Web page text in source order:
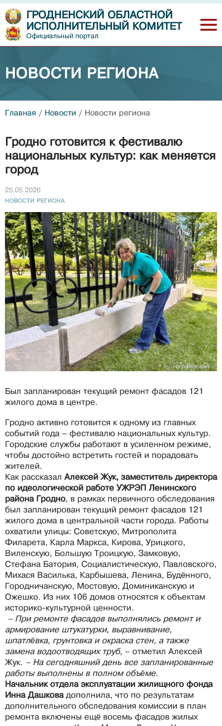
ГРОДНЕНСКИЙ ОБЛАСТНОЙ
ИСПОЛНИТЕЛЬНЫЙ КОМИТЕТ
Официальный портал
НОВОСТИ РЕГИОНА
Главная / Новости / Новости региона
Гродно готовится к фестивалю
национальных культур: как меняется
город
25.05.2026
НОВОСТИ РЕГИОНА
Был запланирован текущий ремонт фасадов 121
жилого дома в центре.
Гродно активно готовится к одному из главных
событий года – фестивалю национальных культур.
Городские службы работают в усиленном режиме,
чтобы достойно встретить гостей и порадовать
жителей.
Как рассказалАлексей Жук, заместитель директора
по идеологической работе УЖРЭП Ленинского
района Гродно, в рамках первичного обследования
был запланирован текущий ремонт фасадов 121
жилого дома в центральной части города. Работы
охватили улицы: Советскую, Митрополита
Филарета, Карла Маркса, Кирова, Урицкого,
Виленскую, Большую Троицкую, Замковую,
Стефана Батория, Социалистическую, Павловского,
Михася Василька, Карбышева, Ленина, Будённого,
Городничанскую, Мостовую, Доминиканскую и
Ожешко. Из них 106 домов относятся к объектам
историко-культурной ценности.
– При ремонте фасадов выполнялись ремонт и
армирование штукатурки, выравнивание,
шпатлёвка, грунтовка и окраска стен, а также
замена водоотводящих труб, – отметил Алексей
Жук. – На сегодняшний день все запланированные
работы выполнены в полном объёме.
Начальник отдела эксплуатации жилищного фонда
Инна Дашкова дополнила, что по результатам
дополнительного обследования комиссии в план
ремонта включены ещё восемь фасадов жилых